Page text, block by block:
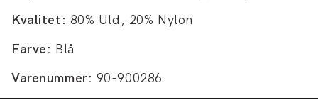
Kvalitet: 80% Uld, 20% Nylon
Farve: Blå
Varenummer: 90-900286